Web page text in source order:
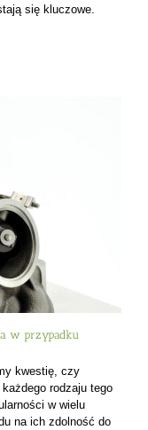
się kluczowe.
w przypadku
kwestię, czy
rodzaju tego
w wielu
na ich zdolność do